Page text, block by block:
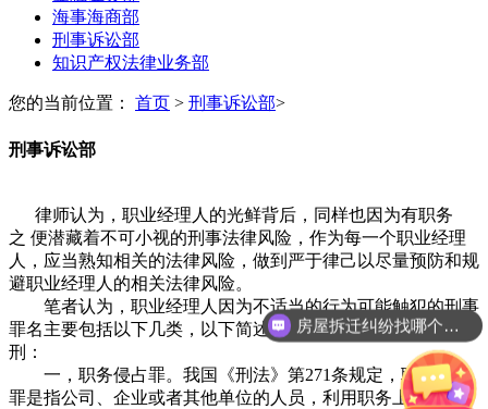
海事海商部
刑事诉讼部
知识产权法律业务部
您的当前位置： 首页 > 刑事诉讼部>
刑事诉讼部
律师认为，职业经理人的光鲜背后，同样也因为有职务
之 便潜藏着不可小视的刑事法律风险，作为每一个职业经理
人，应当熟知相关的法律风险，做到严于律己以尽量预防和规
避职业经理人的相关法律风险。
笔者认为，职业经理人因为不适当的行为可能触犯的刑事
罪名主要包括以下几类，以下简述相关罪名的犯罪构成及量
刑：
一，职务侵占罪。我国《刑法》第271条规定，职务侵占
罪是指公司、企业或者其他单位的人员，利用职务上的便利，
房屋拆迁纠纷找哪个部门？